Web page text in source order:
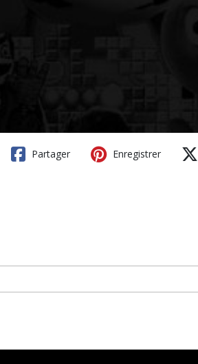
Partager Enregistrer